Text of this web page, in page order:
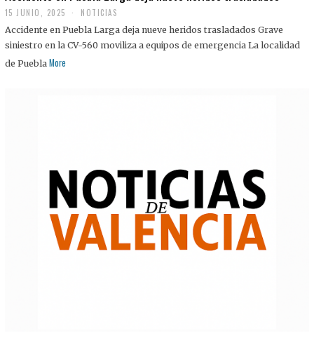
15 JUNIO, 2025 NOTICIAS
Accidente en Puebla Larga deja nueve heridos trasladados Grave
siniestro en la CV-560 moviliza a equipos de emergencia La localidad
de Puebla More